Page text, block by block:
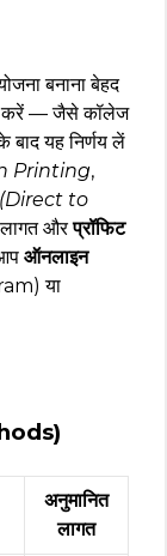
बनाना बेहद
करें — जैसे कॉलेज
बाद यह निर्णय लें
Printing,
to
लागत औरप्रॉफिट
ऑनलाइन
या
अनुमानित
लागत